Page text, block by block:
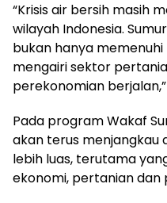
“Krisis air bersih masih
wilayah Indonesia.
bukan hanya
mengairi sektor
perekonomian
Pada program Wakaf
akan terus menjangkau
lebih luas, terutama
ekonomi, pertanian dan